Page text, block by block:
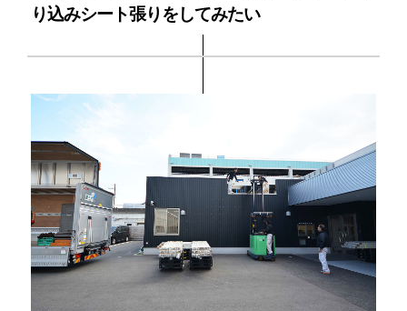
り込みシート張りをしてみたい